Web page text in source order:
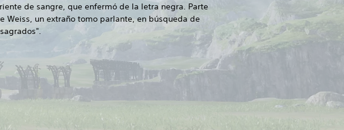
de sangre, que enfermó de la letra negra. Parte
Weiss, un extraño tomo parlante, en búsqueda de